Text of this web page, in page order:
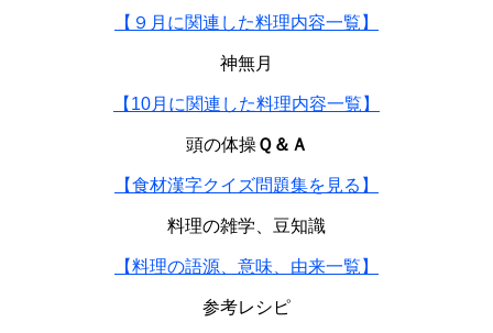
【９月に関連した料理内容一覧】
神無月
【10月に関連した料理内容一覧】
頭の体操Ｑ＆Ａ
【食材漢字クイズ問題集を見る】
料理の雑学、豆知識
【料理の語源、意味、由来一覧】
参考レシピ